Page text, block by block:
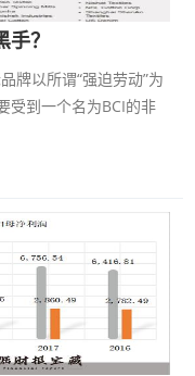
？
牌以所谓“强迫劳动”为
受到一个名为BCI的非